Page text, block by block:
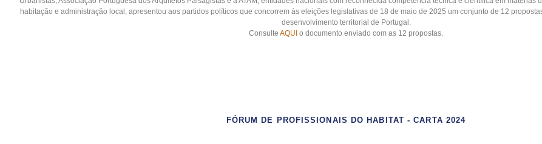
habitação e administração local, apresentou aos partidos políticos que concorrem às eleições legislativas de 18 de maio de 2025 um conjunto de 12
desenvolvimento territorial de Portugal.
Consulte AQUI o documento enviado com as 12 propostas.
FÓRUM DE PROFISSIONAIS DO HABITAT - CARTA 2024